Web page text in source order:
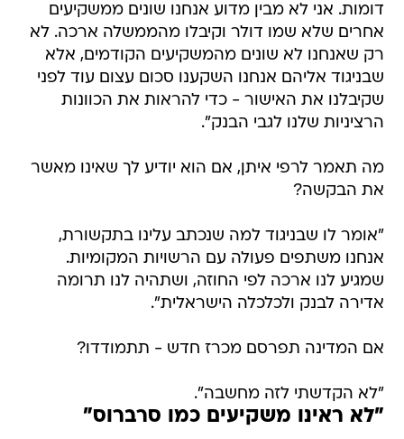
דומות. אני לא מבין מדוע אנחנו שונים ממשקיעים
אחרים שלא שמו דולר וקיבלו מהממשלה ארכה. לא
רק שאנחנו לא שונים מהמשקיעים הקודמים, אלא
שבניגוד אליהם אנחנו השקענו סכום עצום עוד לפני
שקיבלנו את האישור - כדי להראות את הכוונות
הרציניות שלנו לגבי הבנק".
מה תאמר לרפי איתן, אם הוא יודיע לך שאינו מאשר
את הבקשה?
"אומר לו שבניגוד למה שנכתב עלינו בתקשורת,
אנחנו משתפים פעולה עם הרשויות המקומיות.
שמגיע לנו ארכה לפי החוזה, ושתהיה לנו תרומה
אדירה לבנק ולכלכלה הישראלית".
אם המדינה תפרסם מכרז חדש - תתמודדו?
"לא הקדשתי לזה מחשבה".
"לא ראינו משקיעים כמו סרברוס"